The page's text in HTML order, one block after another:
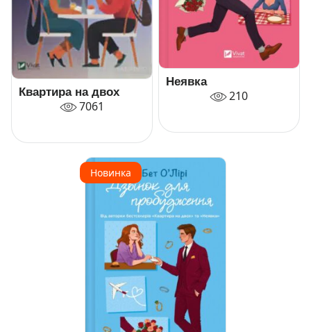
Квартира на двох
7061
Неявка
210
Новинка